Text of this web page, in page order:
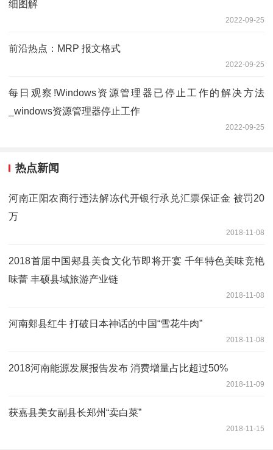
细图解
2022-09-25
前沿热点：MRP 报文格式
2022-09-25
每日观察!Windows资源管理器已停止工作的解决方法
_windows资源管理器停止工作
2022-09-25
热点新闻
河南正阳农商行违法解冻代开银行承兑汇票保证金 被罚20
万
2018-11-08
2018首届中国郏县美食文化节即将开宴 千年特色美味竞艳
味蕾 丰硕县域旅游产业链
2018-11-08
河南郏县红牛 打破日本神话的中国“雪花牛肉”
2018-11-08
2018河南能源发展报告发布 消费增量占比超过50%
2018-11-09
获嘉县美女副县长郑州“卖白菜”
2018-11-15